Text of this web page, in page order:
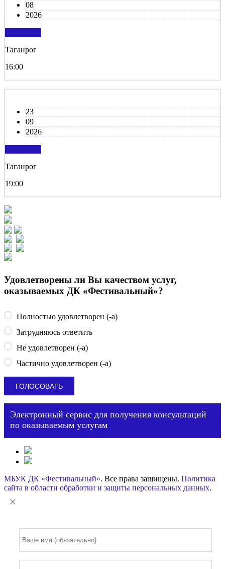
08
2026
Таганрог
16:00
23
09
2026
Таганрог
19:00
Удовлетворены ли Вы качеством услуг,
оказываемых ДК «Фестивальный»?
Полностью удовлетворен (-а)
Затрудняюсь ответить
Не удовлетворен (-а)
Частично удовлетворен (-а)
Электронный сервис для получения консультаций
по оказываемым услугам
МБУК ДК «Фестивальный». Все права защищены. Политика
сайта в области обработки и защиты персональных данных.